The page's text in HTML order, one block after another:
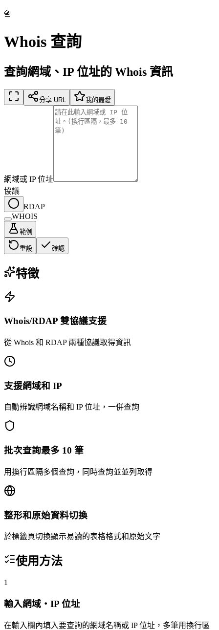
📇
Whois 查詢
查詢網域、IP 位址的 Whois 資訊
分享 URL 我的最愛
網域或 IP 位址
協議
RDAP
WHOIS
範例
重設 確認
特徵
Whois/RDAP 雙協議支援
從 Whois 和 RDAP 兩種協議取得資訊
支援網域和 IP
自動辨識網域名稱和 IP 位址，一併查詢
批次查詢最多 10 筆
用換行區隔多個查詢，同時查詢並並列取得
整形和原始資料切換
於標籤頁切換顯示易讀的表格格式和原始文字
使用方法
1
輸入網域・IP 位址
在輸入欄內填入要查詢的網域名稱或 IP 位址，多筆用換行區